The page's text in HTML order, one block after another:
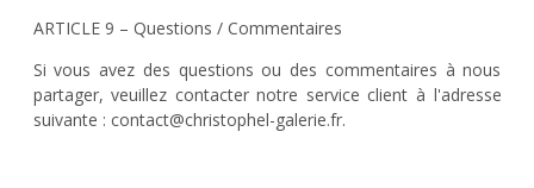
ARTICLE 9 – Questions / Commentaires
Si vous avez des questions ou des commentaires à nous
partager, veuillez contacter notre service client à l'adresse
suivante : contact@christophel-galerie.fr.